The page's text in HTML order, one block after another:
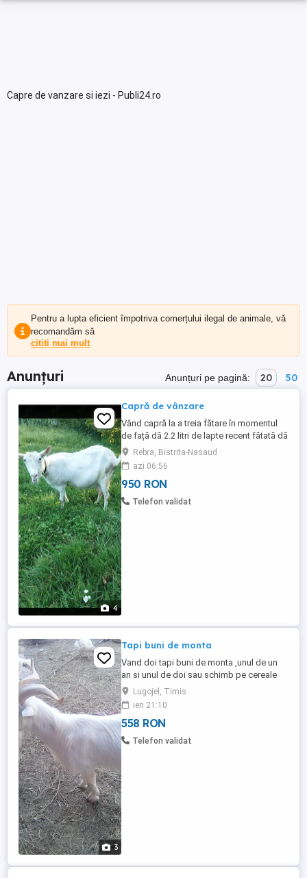
Capre de vanzare si iezi - Publi24.ro
Pentru a lupta eficient împotriva comerțului ilegal de animale, vă
recomandăm să
citiți mai mult
Anunțuri Anunțuri pe pagină: 20 50
4
Capră de vânzare
Vând capră la a treia fătare în momentul
de față dă 2.2 litri de lapte recent fătată dă
3 litri capră se află în comuna Rebra
jud.Bistrita Năsăud.
Rebra, Bistrita-Nasaud
azi 06:56
950 RON
Telefon validat
3
Tapi buni de monta
Vand doi tapi buni de monta ,unul de un
an si unul de doi sau schimb pe cereale
sau baloti ,la 550 bucata
Lugojel, Timis
ieri 21:10
558 RON
Telefon validat